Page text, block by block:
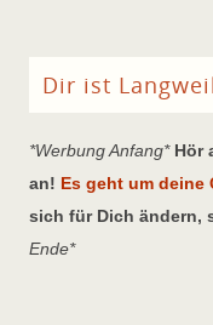
Dir ist
*Werbung Anfang* Hör
an! Es geht um deine
sich für Dich ändern,
Ende*